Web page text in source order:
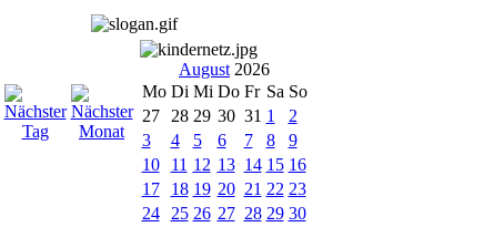
August 2026
Mo Di Mi Do Fr Sa So
27
28 29 30 31 1
2
3
4 5 6 7 8
9
10
11 12 13 14 15 16
17
18 19 20 21 22 23
24
25 26 27 28 29 30